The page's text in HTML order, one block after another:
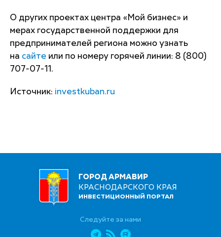
О других проектах центра «Мой бизнес» и
мерах государственной поддержки для
предпринимателей региона можно узнать
на сайте или по номеру горячей линии: 8 (800)
707-07-11.
Источник: investkuban.ru
ГОРОД АРМАВИР
КРАСНОДАРСКОГО КРАЯ
ИНВЕСТИЦИОННЫЙ ПОРТАЛ
Следуйте за нами